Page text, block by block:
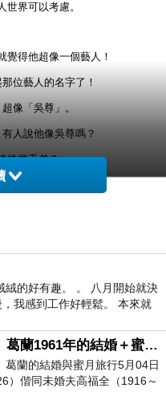
世界可以考慮。
覺得他超像一個藝人！
位藝人的名字了！
像「吳尊」。
人說他像吳尊嗎？
棒堂毛弟？
太認識棒棒堂！哈～
們專供蝦子啦！
９元
３９元
服務費
的好有趣。 。 八月開始就決
我感到工作好輕鬆。 本來就
AI「曼波女郎」葛蘭1961年的結婚＋蜜月旅行 #戀上老電影 #葛蘭 #粟子
葛蘭的結婚與蜜月旅行5月04日
）偕同未婚夫高福全（1916～
6月15日於英國倫敦St.S